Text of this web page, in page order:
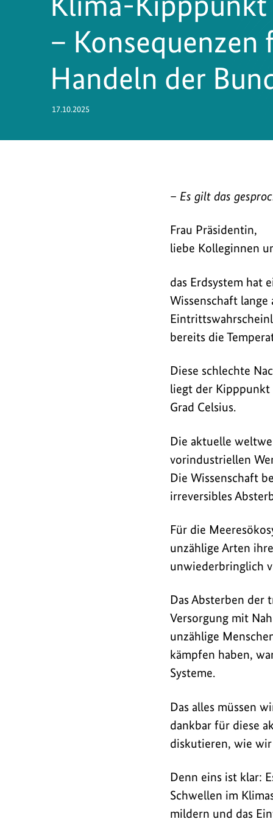
– Konsequenzen
Handeln der
17.10.2025
In
Rede
im
warnt
Carsten
Träger
vor
Folgen
des
Klimawandels
und
fordert
entschlossenen
Klimaschutz
in
Deutschland.
Kipppunkt
für
tropische
sei
bereits
überschritten.
– Es gilt das
Frau Präsidentin,
liebe Kolleginnen
das Erdsystem hat
Wissenschaft
bereits die
Diese schlechte
liegt der
Grad Celsius.
Die aktuelle
vorindustriellen
Die Wissenschaft
irreversibles
Für die
unzählige Arten
unwiederbringlich
Das Absterben der
Versorgung mit
unzählige
kämpfen haben,
Systeme.
Das alles müssen
dankbar für diese
diskutieren, wie
Denn eins ist klar:
Schwellen im
mildern und das